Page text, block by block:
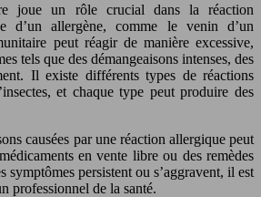
joue un rôle crucial dans la réaction
d’un allergène, comme le venin d’un
peut réagir de manière excessive,
tels que des démangeaisons intenses, des
Il existe différents types de réactions
et chaque type peut produire des
causées par une réaction allergique peut
en vente libre ou des remèdes
symptômes persistent ou s’aggravent, il est
professionnel de la santé.